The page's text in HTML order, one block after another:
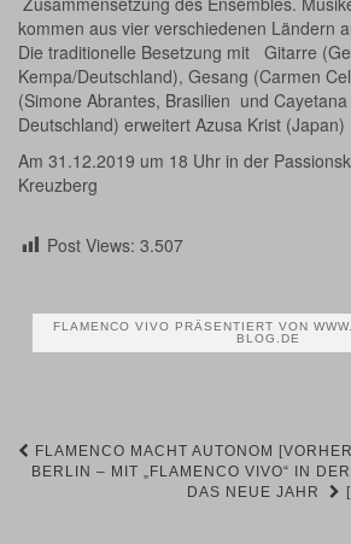
kommen aus vier verschiedenen Ländern
Die traditionelle Besetzung mit Gitarre
Kempa/Deutschland), Gesang (Carmen
(Simone Abrantes, Brasilien und
Deutschland) erweitert Azusa Krist
Am 31.12.2019 um 18 Uhr in der
Kreuzberg
Post Views: 3.507
FLAMENCO VIVO PRÄSENTIERT VON
BLOG.DE
Beitrags-
Navigation
FLAMENCO MACHT AUTONOM
BERLIN – MIT „FLAMENCO VIVO“ IN
DAS NEUE JAHR